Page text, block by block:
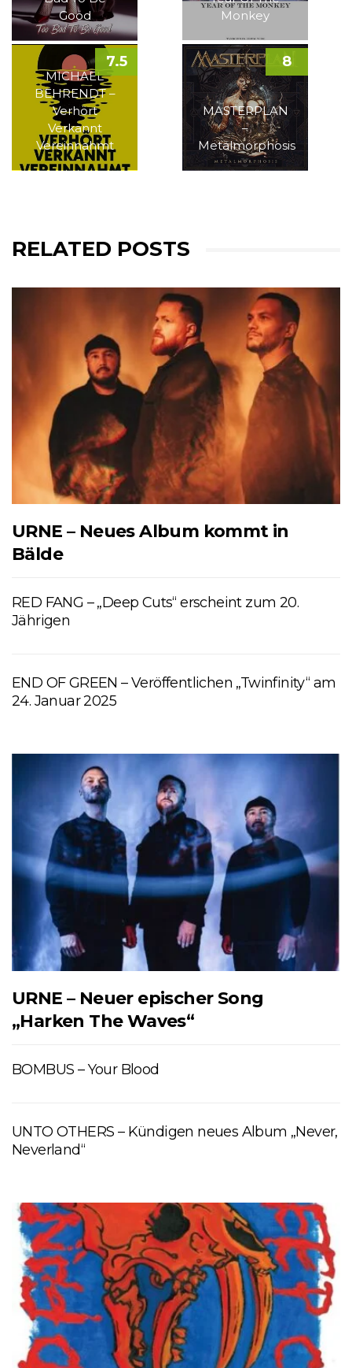
Good
Monkey
MICHAEL
BEHRENDT –
Verhört
Verkannt
Vereinnahmt
7.5
MASTERPLAN
–
Metalmorphosis
8
RELATED POSTS
URNE – Neues Album kommt in
Bälde
RED FANG – „Deep Cuts“ erscheint zum 20.
Jährigen
END OF GREEN – Veröffentlichen „Twinfinity“ am
24. Januar 2025
URNE – Neuer epischer Song
„Harken The Waves“
BOMBUS – Your Blood
UNTO OTHERS – Kündigen neues Album „Never,
Neverland“